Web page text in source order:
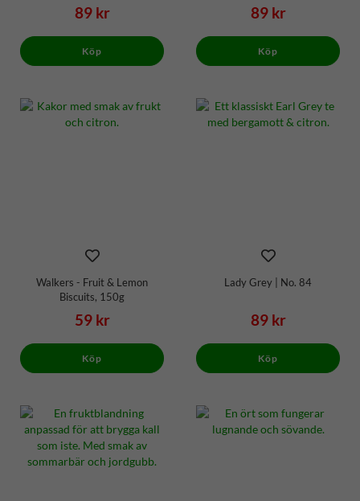
89 kr
Köp
89 kr
Köp
Walkers - Fruit & Lemon
Biscuits, 150g
59 kr
Köp
Lady Grey | No. 84
89 kr
Köp